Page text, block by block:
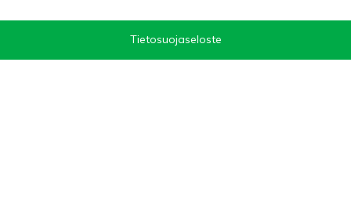
Tietosuojaseloste